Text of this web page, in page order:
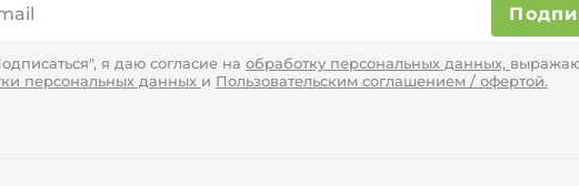
я даю согласие на обработку персональных данных,
персональных данных и Пользовательским соглашением / офертой.